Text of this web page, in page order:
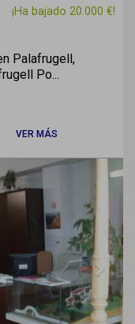
¡Ha bajado 20.000 €!
Palafrugell,
Po...
VER MÁS
Next